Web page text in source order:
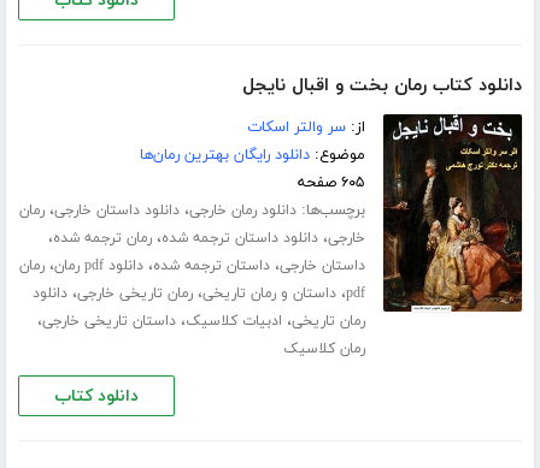
دانلود کتاب رمان بخت و اقبال نایجل
از:سر والتر اسکات
موضوع:دانلود رایگان بهترین رمان‌ها
۶۰۵ صفحه
برچسب‌ها:دانلود رمان خارجی،دانلود داستان خارجی،رمان
خارجی،دانلود داستان ترجمه شده،رمان ترجمه شده،
داستان خارجی،داستان ترجمه شده،دانلود pdf رمان ،رمان
pdf،داستان و رمان تاریخی،رمان تاریخی خارجی،دانلود
رمان تاریخی، ادبیات کلاسیک،داستان تاریخی خارجی،
رمان کلاسیک
دانلود کتاب